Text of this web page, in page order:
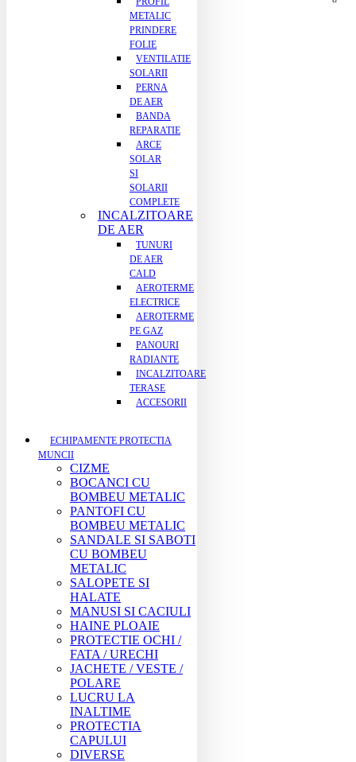
METALIC
PRINDERE
FOLIE
VENTILATIE
SOLARII
PERNA
DE AER
BANDA
REPARATIE
ARCE
SOLAR
SI
SOLARII
COMPLETE
INCALZITOARE
DE AER
TUNURI
DE AER
CALD
AEROTERME
ELECTRICE
AEROTERME
PE GAZ
PANOURI
RADIANTE
INCALZITOARE
TERASE
ACCESORII
ECHIPAMENTE PROTECTIA
MUNCII
CIZME
BOCANCI CU
BOMBEU METALIC
PANTOFI CU
BOMBEU METALIC
SANDALE SI SABOTI
CU BOMBEU
METALIC
SALOPETE SI
HALATE
MANUSI SI CACIULI
HAINE PLOAIE
PROTECTIE OCHI /
FATA / URECHI
JACHETE / VESTE /
POLARE
LUCRU LA
INALTIME
PROTECTIA
CAPULUI
DIVERSE